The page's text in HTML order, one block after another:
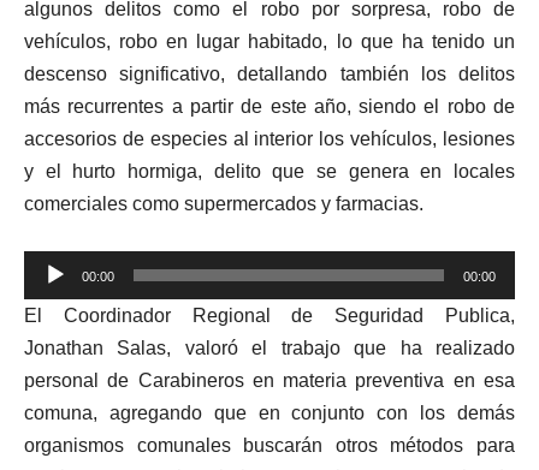
algunos delitos como el robo por sorpresa, robo de
vehículos, robo en lugar habitado, lo que ha tenido un
descenso significativo, detallando también los delitos
más recurrentes a partir de este año, siendo el robo de
accesorios de especies al interior los vehículos, lesiones
y el hurto hormiga, delito que se genera en locales
comerciales como supermercados y farmacias.
Reproductor
de
audio
00:00 00:00
El Coordinador Regional de Seguridad Publica,
Jonathan Salas, valoró el trabajo que ha realizado
personal de Carabineros en materia preventiva en esa
comuna, agregando que en conjunto con los demás
organismos comunales buscarán otros métodos para